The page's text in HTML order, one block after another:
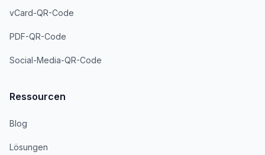
vCard-QR-Code
PDF-QR-Code
Social-Media-QR-Code
Ressourcen
Blog
Lösungen